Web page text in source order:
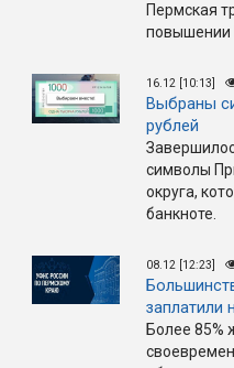
Пермская
повышении
16.12 [10:13]
Выбраны
рублей
символы
округа,
банкноте.
08.12 [12:23]
заплатили
Более 85%